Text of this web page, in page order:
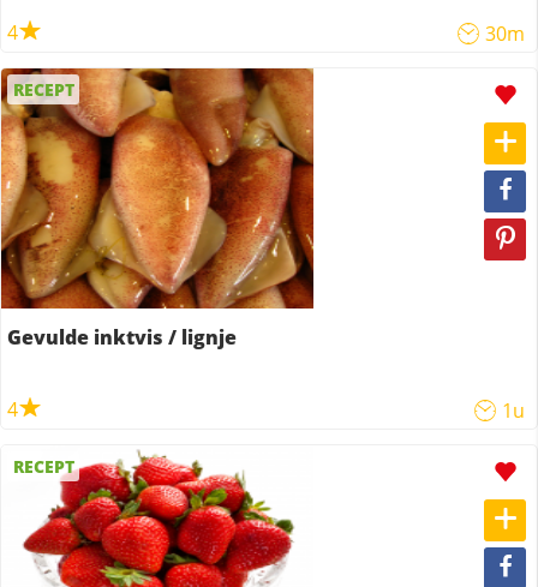
4 30m
RECEPT
Gevulde inktvis / lignje
4 1u
RECEPT